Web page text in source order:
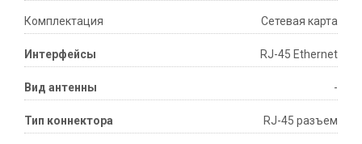
Комплектация Сетевая карта
Интерфейсы RJ-45 Ethernet
Вид антенны -
Тип коннектора RJ-45 разъем